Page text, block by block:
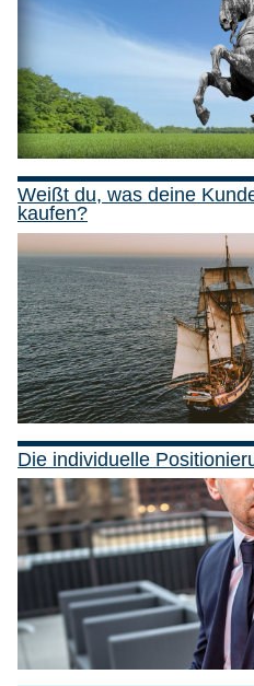
Weißt du, was deine
kaufen?
Die individuelle